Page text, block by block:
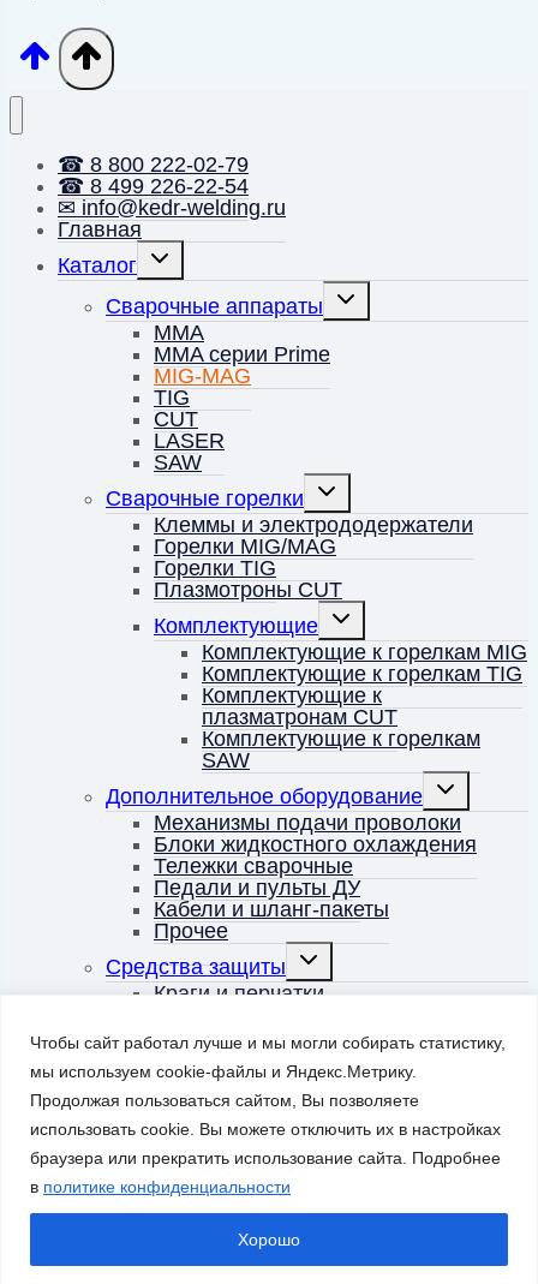
Чтобы сайт работал лучше и мы могли собирать статистику,
мы используем cookie-файлы и Яндекс.Метрику.
Продолжая пользоваться сайтом, Вы позволяете
использовать cookie. Вы можете отключить их в настройках
браузера или прекратить использование сайта. Подробнее
в политике конфиденциальности
Хорошо
☎ 8 800 222-02-79
☎ 8 499 226-22-54
✉ info@kedr-welding.ru
Главная
Каталог
Переключить
Сварочные аппараты
Переключить
MMA
MMA серии Prime
MIG-MAG
TIG
CUT
LASER
SAW
Сварочные горелки
Переключить
меню
Клеммы и электрододержатели
Горелки MIG/MAG
Горелки TIG
Плазмотроны CUT
Комплектующие
Переключить
меню
Комплектующие к горелкам MIG
Комплектующие к горелкам TIG
Комплектующие к
плазматронам CUT
Комплектующие к горелкам
SAW
Дополнительное оборудование
Переключить
меню
Механизмы подачи проволоки
Блоки жидкостного охлаждения
Тележки сварочные
Педали и пульты ДУ
Кабели и шланг-пакеты
Прочее
Средства защиты
Переключить
меню
Краги и перчатки
Комплектующие к маскам
Очки защитные
MMA Prime
Контакты
Доставка
Политика конфиденциальности
Корзина 0